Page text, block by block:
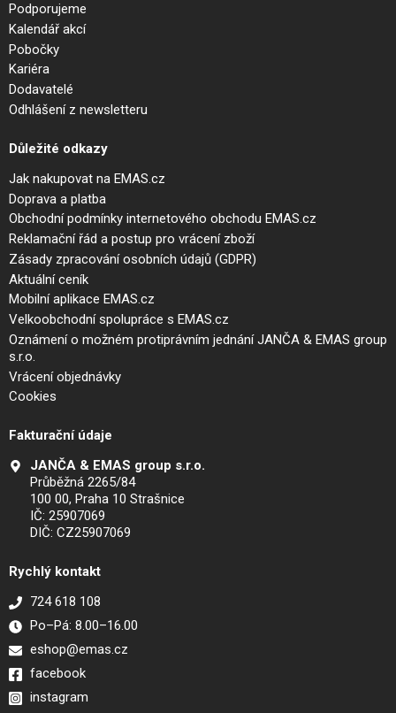
Podporujeme
Kalendář akcí
Pobočky
Kariéra
Dodavatelé
Odhlášení z newsletteru
Důležité odkazy
Jak nakupovat na EMAS.cz
Doprava a platba
Obchodní podmínky internetového obchodu EMAS.cz
Reklamační řád a postup pro vrácení zboží
Zásady zpracování osobních údajů (GDPR)
Aktuální ceník
Mobilní aplikace EMAS.cz
Velkoobchodní spolupráce s EMAS.cz
Oznámení o možném protiprávním jednání JANČA & EMAS group
s.r.o.
Vrácení objednávky
Cookies
Fakturační údaje
JANČA & EMAS group s.r.o.
Průběžná 2265/84
100 00, Praha 10 Strašnice
IČ: 25907069
DIČ: CZ25907069
Rychlý kontakt
724 618 108
Po–Pá: 8.00–16.00
eshop@emas.cz
facebook
instagram